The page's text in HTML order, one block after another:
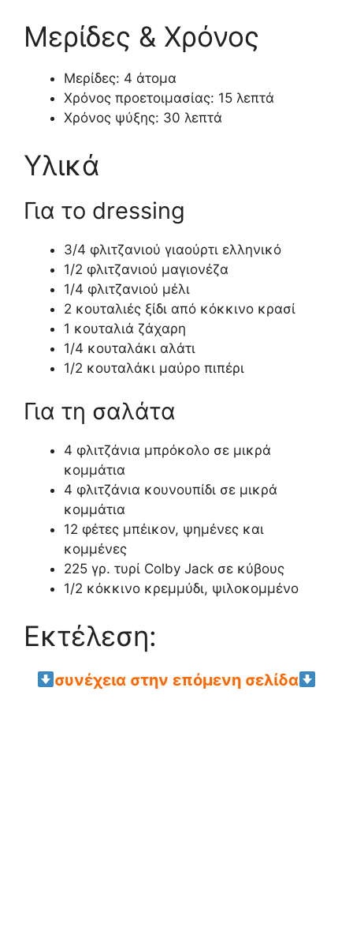
Μερίδες & Χρόνος
Μερίδες: 4 άτομα
Χρόνος προετοιμασίας: 15 λεπτά
Χρόνος ψύξης: 30 λεπτά
Υλικά
Για το dressing
3/4 φλιτζανιού γιαούρτι ελληνικό
1/2 φλιτζανιού μαγιονέζα
1/4 φλιτζανιού μέλι
2 κουταλιές ξίδι από κόκκινο κρασί
1 κουταλιά ζάχαρη
1/4 κουταλάκι αλάτι
1/2 κουταλάκι μαύρο πιπέρι
Για τη σαλάτα
4 φλιτζάνια μπρόκολο σε μικρά
κομμάτια
4 φλιτζάνια κουνουπίδι σε μικρά
κομμάτια
12 φέτες μπέικον, ψημένες και
κομμένες
225 γρ. τυρί Colby Jack σε κύβους
1/2 κόκκινο κρεμμύδι, ψιλοκομμένο
Εκτέλεση:
συνέχεια στην επόμενη σελίδα